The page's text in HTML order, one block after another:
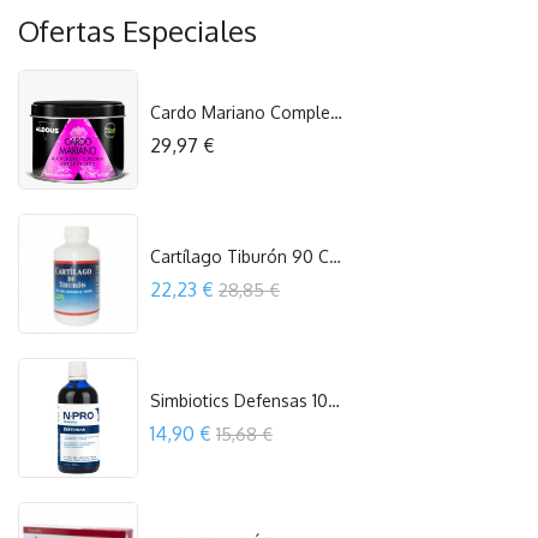
Ofertas Especiales
Cardo Mariano Complex 150 Cap. Aldous
Precio
29,97 €
Cartílago Tiburón 90 Cápsulas Espadiet
Precio
22,23 € 28,85 €
Simbiotics Defensas 100 Ml Npro
Precio
14,90 € 15,68 €